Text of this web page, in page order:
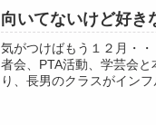
向いてないけど好き
気がつけばもう１２月・
者会、PTA活動、学芸会
り、長男のクラスがイン